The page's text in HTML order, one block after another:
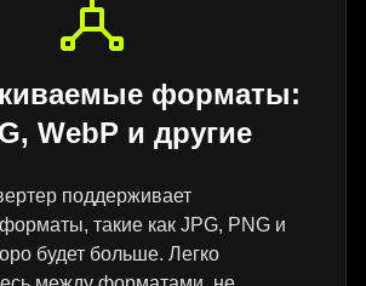
форматы:
WebP и другие
поддерживает
такие как JPG, PNG и
будет больше. Легко